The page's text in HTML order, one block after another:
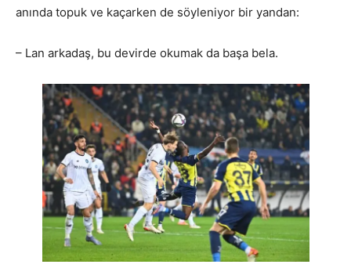
anında topuk ve kaçarken de söyleniyor bir yandan:
– Lan arkadaş, bu devirde okumak da başa bela.